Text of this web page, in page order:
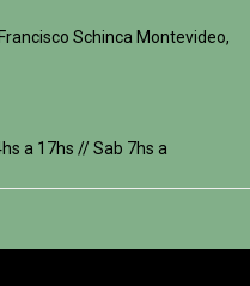
Schinca Montevideo,
a 17hs // Sab 7hs a